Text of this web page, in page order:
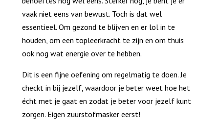
vaak niet eens van bewust. Toch is dat wel
essentieel. Om gezond te blijven en er lol in te
houden, om een topleerkracht te zijn en om thuis
ook nog wat energie over te hebben.
Dit is een fijne oefening om regelmatig te doen. Je
checkt in bij jezelf, waardoor je beter weet hoe het
écht met je gaat en zodat je beter voor jezelf kunt
zorgen. Eigen zuurstofmasker eerst!